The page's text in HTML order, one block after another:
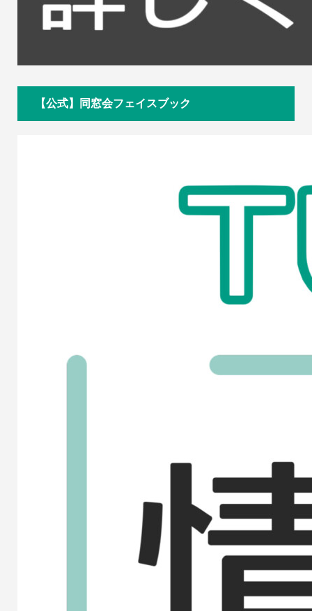
【公式】同窓会フェイスブック